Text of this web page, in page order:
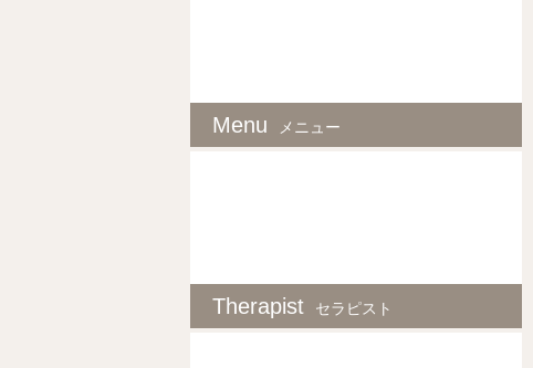
Menu メニュー
Therapist セラピスト